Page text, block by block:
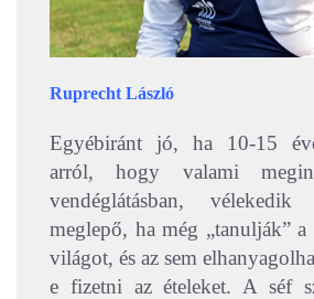
Ruprecht László
Egyébiránt jó, ha 10-15
arról, hogy valami
vendéglátásban,
meglepő, ha még „tanulják”
világot, és az sem
e fizetni az ételeket. A séf